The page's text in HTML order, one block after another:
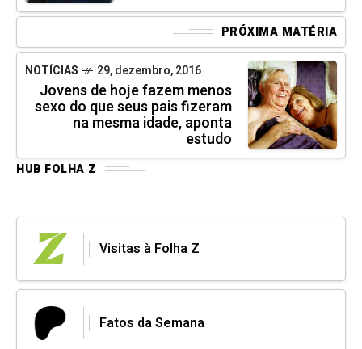
PRÓXIMA MATÉRIA
NOTÍCIAS 29, dezembro, 2016
Jovens de hoje fazem menos
sexo do que seus pais fizeram
na mesma idade, aponta
estudo
HUB FOLHA Z
Visitas à Folha Z
Fatos da Semana